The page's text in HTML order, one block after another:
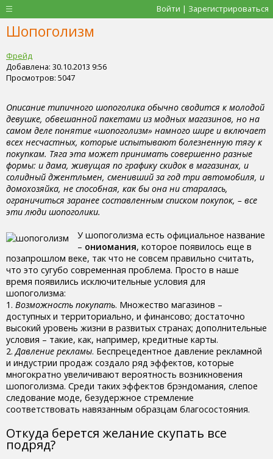
Войти | Зарегистрироваться
Шопоголизм
Фрейд
Добавлена: 30.10.2013 9:56
Просмотров: 5047
Описание типичного шопоголика обычно сводится к молодой
девушке, обвешанной пакетами из модных магазинов, но на
самом деле понятие «шопоголизм» намного шире и включает
всех несчастных, которые испытывают болезненную тягу к
покупкам. Тяга эта может принимать совершенно разные
формы: и дама, живущая по графику скидок в магазинах, и
солидный джентльмен, сменивший за год три автомобиля, и
домохозяйка, не способная, как бы она ни старалась,
ограничиться заранее составленным списком покупок, – все
эти люди шопоголики.
У шопоголизма есть официальное название
– ониомания, которое появилось еще в
позапрошлом веке, так что не совсем правильно считать,
что это сугубо современная проблема. Просто в наше
время появились исключительные условия для
шопоголизма:
1. Возможность покупать. Множество магазинов –
доступных и территориально, и финансово; достаточно
высокий уровень жизни в развитых странах; дополнительные
условия – такие, как, например, кредитные карты.
2. Давление рекламы. Беспрецедентное давление рекламной
и индустрии продаж создало ряд эффектов, которые
многократно увеличивают вероятность возникновения
шопоголизма. Среди таких эффектов брэндомания, слепое
следование моде, безудержное стремление
соответствовать навязанным образцам благосостояния.
Откуда берется желание скупать все
подряд?